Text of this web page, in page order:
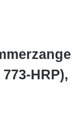
HRP),